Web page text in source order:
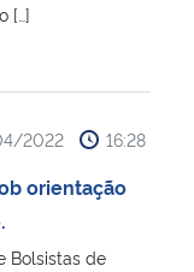
[…]
2022 16:28
orientação
Bolsistas de